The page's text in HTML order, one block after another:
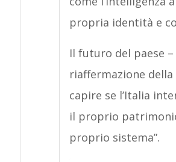
propria identità e
Il futuro del paese
riaffermazione
capire se l’Italia
il proprio
proprio sistema”.